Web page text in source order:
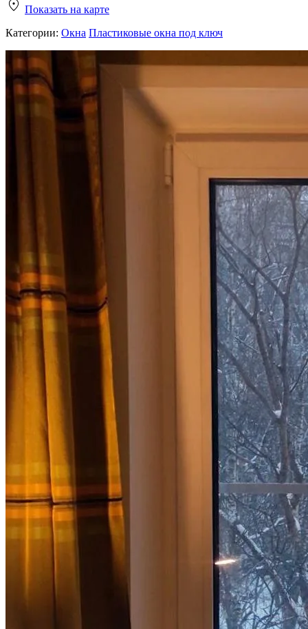
Показать на карте
Категории: Окна Пластиковые окна под ключ